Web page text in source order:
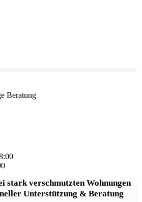
Beratung
stark verschmutzten Wohnungen
Unterstützung & Beratung